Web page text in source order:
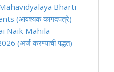
Bharti
(आवश्यक कागदपत्रे)
Naik Mahila
(अर्ज करण्याची पद्धत)